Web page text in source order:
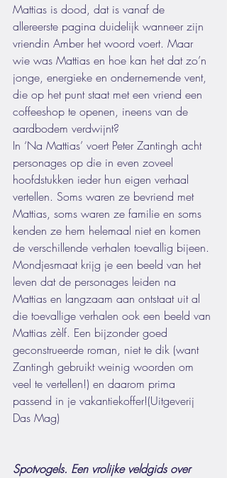
Mattias is dood, dat is vanaf de
allereerste pagina duidelijk wanneer zijn
vriendin Amber het woord voert. Maar
wie was Mattias en hoe kan het dat zo’n
jonge, energieke en ondernemende vent,
die op het punt staat met een vriend een
coffeeshop te openen, ineens van de
aardbodem verdwijnt?
In ‘Na Mattias’ voert Peter Zantingh acht
personages op die in even zoveel
hoofdstukken ieder hun eigen verhaal
vertellen. Soms waren ze bevriend met
Mattias, soms waren ze familie en soms
kenden ze hem helemaal niet en komen
de verschillende verhalen toevallig bijeen.
Mondjesmaat krijg je een beeld van het
leven dat de personages leiden na
Mattias en langzaam aan ontstaat uit al
die toevallige verhalen ook een beeld van
Mattias zèlf. Een bijzonder goed
geconstrueerde roman, niet te dik (want
Zantingh gebruikt weinig woorden om
veel te vertellen!) en daarom prima
passend in je vakantiekoffer!(Uitgeverij
Das Mag)
Spotvogels. Een vrolijke veldgids over